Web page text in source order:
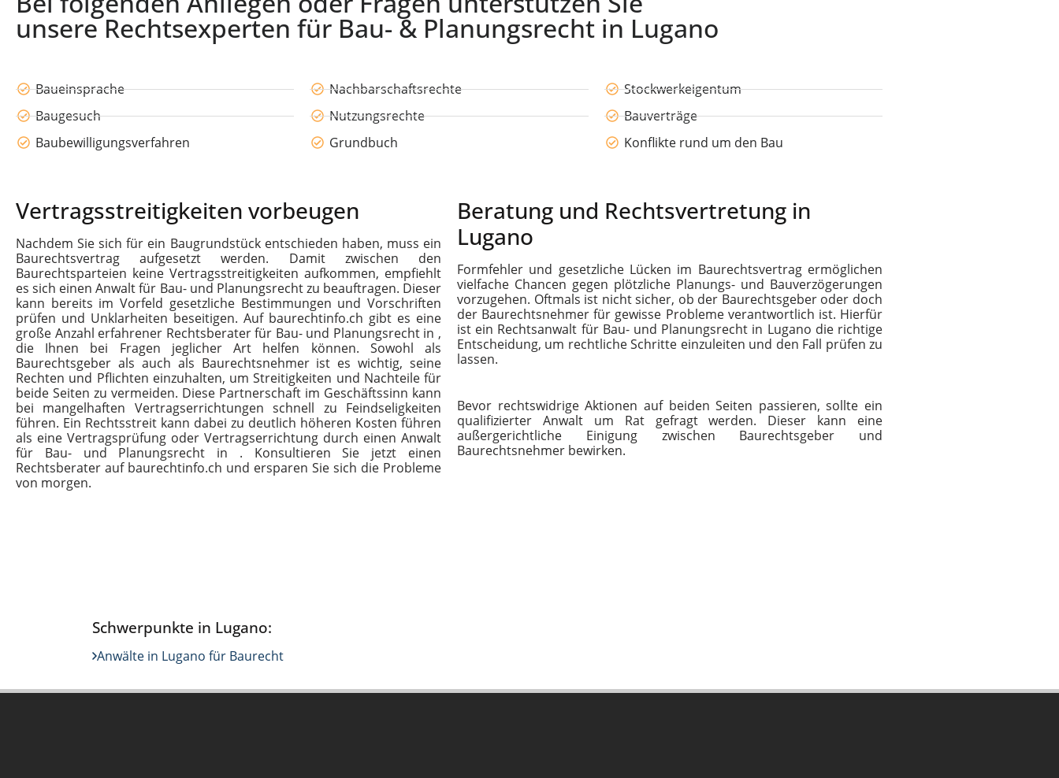
unsere Rechtsexperten für Bau- & Planungsrecht in Lugano
Baueinsprache
Baugesuch
Baubewilligungsverfahren
Nachbarschaftsrechte
Nutzungsrechte
Grundbuch
Stockwerkeigentum
Bauverträge
Konflikte rund um den Bau
Vertragsstreitigkeiten vorbeugen
Nachdem Sie sich für ein Baugrundstück entschieden haben, muss ein
Baurechtsvertrag aufgesetzt werden. Damit zwischen den
Baurechtsparteien keine Vertragsstreitigkeiten aufkommen, empfiehlt
es sich einen Anwalt für Bau- und Planungsrecht zu beauftragen. Dieser
kann bereits im Vorfeld gesetzliche Bestimmungen und Vorschriften
prüfen und Unklarheiten beseitigen. Auf baurechtinfo.ch gibt es eine
große Anzahl erfahrener Rechtsberater für Bau- und Planungsrecht in ,
die Ihnen bei Fragen jeglicher Art helfen können. Sowohl als
Baurechtsgeber als auch als Baurechtsnehmer ist es wichtig, seine
Rechten und Pflichten einzuhalten, um Streitigkeiten und Nachteile für
beide Seiten zu vermeiden. Diese Partnerschaft im Geschäftssinn kann
bei mangelhaften Vertragserrichtungen schnell zu Feindseligkeiten
führen. Ein Rechtsstreit kann dabei zu deutlich höheren Kosten führen
als eine Vertragsprüfung oder Vertragserrichtung durch einen Anwalt
für Bau- und Planungsrecht in . Konsultieren Sie jetzt einen
Rechtsberater auf baurechtinfo.ch und ersparen Sie sich die Probleme
von morgen.
Beratung und Rechtsvertretung in
Lugano
Formfehler und gesetzliche Lücken im Baurechtsvertrag ermöglichen
vielfache Chancen gegen plötzliche Planungs- und Bauverzögerungen
vorzugehen. Oftmals ist nicht sicher, ob der Baurechtsgeber oder doch
der Baurechtsnehmer für gewisse Probleme verantwortlich ist. Hierfür
ist ein Rechtsanwalt für Bau- und Planungsrecht in Lugano die richtige
Entscheidung, um rechtliche Schritte einzuleiten und den Fall prüfen zu
lassen.
Bevor rechtswidrige Aktionen auf beiden Seiten passieren, sollte ein
qualifizierter Anwalt um Rat gefragt werden. Dieser kann eine
außergerichtliche Einigung zwischen Baurechtsgeber und
Baurechtsnehmer bewirken.
Schwerpunkte in Lugano:
Anwälte in Lugano für Baurecht